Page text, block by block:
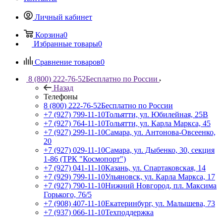
Личный кабинет
Корзина0
Избранные товары0
Сравнение товаров0
8 (800) 222-76-52Бесплатно по России
Назад
Телефоны
8 (800) 222-76-52Бесплатно по России
+7 (927) 799-11-10Тольятти, ул. Юбилейная, 25В
+7 (927) 764-11-10Тольятти, ул. Карла Маркса, 45
+7 (927) 299-11-10Самара, ул. Антонова-Овсеенко,
20
+7 (927) 029-11-10Самара, ул. Дыбенко, 30, секция
1-86 (ТРК "Космопорт")
+7 (927) 041-11-10Казань, ул. Спартаковская, 14
+7 (929) 799-11-10Ульяновск, ул. Карла Маркса, 17
+7 (927) 790-11-10Нижний Новгород, пл. Максима
Горького, 76/5
+7 (908) 407-11-10Екатеринбург, ул. Малышева, 73
+7 (937) 066-11-10Техподдержка